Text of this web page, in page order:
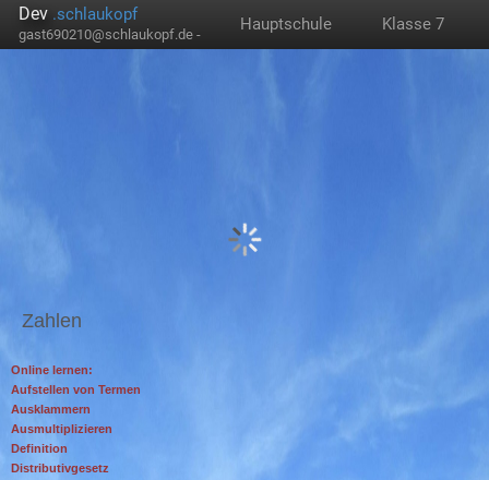
Dev .schlaukopf
gast690210@schlaukopf.de -
Hauptschule Klasse 7
Zahlen
Online lernen:
Aufstellen von Termen
Ausklammern
Ausmultiplizieren
Definition
Distributivgesetz